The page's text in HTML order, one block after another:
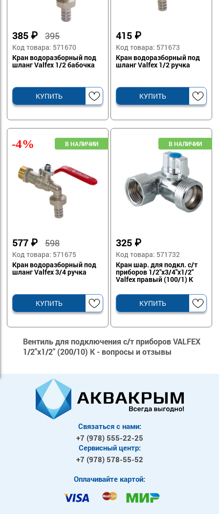
385 ₽395
Код товара: 571670
Кран водоразборный под
шланг Valfex 1/2 бабочка
КУПИТЬ
415 ₽
Код товара: 571673
Кран водоразборный под
шланг Valfex 1/2 ручка
КУПИТЬ
577 ₽598
Код товара: 571675
Кран водоразборный под
шланг Valfex 3/4 ручка
КУПИТЬ
-4%
325 ₽
Код товара: 571732
Кран шар. для подкл. с/т
приборов 1/2"x3/4"x1/2"
Valfex правый (100/1) К
КУПИТЬ
Вентиль для подключения с/т приборов VALFEX
1/2"х1/2" (200/10) К - вопросы и отзывы
Связаться с нами:
+7 (978) 555-22-25
Сервисный центр:
+7 (978) 578-55-52
Оплачивайте картой: